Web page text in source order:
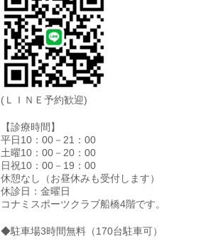
(ＬＩＮＥ予約歓迎)
【診療時間】
平日10：00－21：00
土曜10：00－20：00
日祝10：00－19：00
休憩なし（お昼休みも受付します）
休診日：金曜日
コナミスポーツクラブ船橋4階です。
◆駐車場3時間無料（170台駐車可）